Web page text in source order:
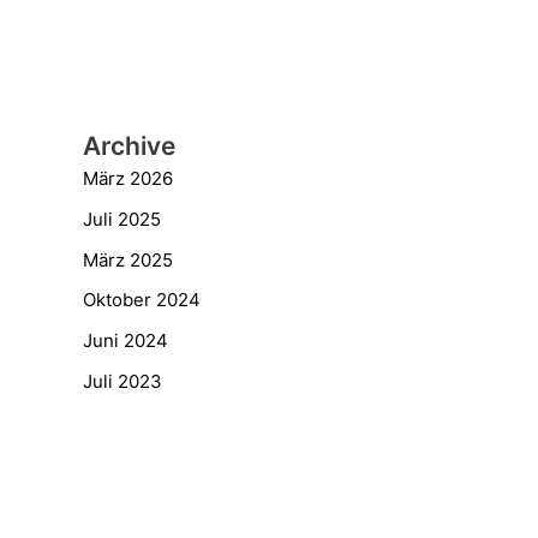
Archive
März 2026
Juli 2025
März 2025
Oktober 2024
Juni 2024
Juli 2023